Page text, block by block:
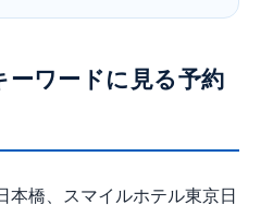
ーワードに見る予約
本橋、スマイルホテル東京日